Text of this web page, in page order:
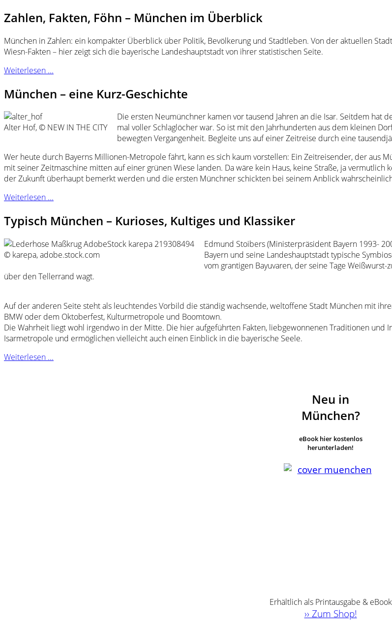
Zahlen, Fakten, Föhn – München im Überblick
München in Zahlen: ein kompakter Überblick über Politik, Bevölkerung und Stadtleben. Von der aktuellen
Wiesn-Fakten – hier zeigt sich die bayerische Landeshauptstadt von ihrer statistischen Seite.
Weiterlesen ...
München – eine Kurz-Geschichte
Alter Hof, © NEW IN THE CITY
Die ersten Neumünchner kamen vor tausend Jahren an die Isar. Seitdem
mal voller Schlaglöcher war. So ist mit den Jahrhunderten aus dem kleinen
bewegten Vergangenheit. Begleite uns auf einer Zeitreise durch eine
Wer heute durch Bayerns Millionen-Metropole fährt, kann es sich kaum vorstellen: Ein Zeitreisender, der aus
mit seiner Zeitmaschine mitten auf einer grünen Wiese landen. Da wäre kein Haus, keine Straße, ja
der Zukunft überhaupt bemerkt werden und die ersten Münchner schickten bei seinem Anblick
Weiterlesen ...
Typisch München – Kurioses, Kultiges und Klassiker
© karepa, adobe.stock.com
Edmund Stoibers (Ministerpräsident Bayern 1993-
Bayern und seine Landeshauptstadt typische
vom grantigen Bayuvaren, der seine Tage
über den Tellerrand wagt.
Auf der anderen Seite steht als leuchtendes Vorbild die ständig wachsende, weltoffene Stadt München mit
BMW oder dem Oktoberfest, Kulturmetropole und Boomtown.
Die Wahrheit liegt wohl irgendwo in der Mitte. Die hier aufgeführten Fakten, liebgewonnenen Traditionen
Isarmetropole und ermöglichen vielleicht auch einen Einblick in die bayerische Seele.
Weiterlesen ...
Neu in
München?
eBook hier kostenlos
herunterladen!
Erhältlich als Printausgabe & eBook
›› Zum Shop!